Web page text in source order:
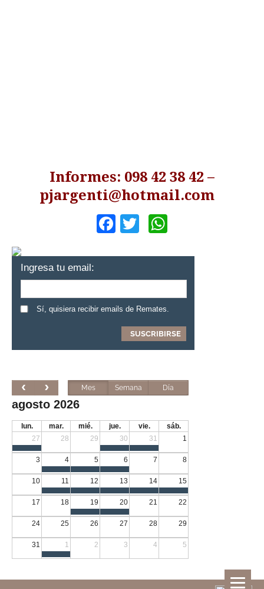
Informes: 098 42 38 42 –
pjargenti@hotmail.com
Facebook
Twitter
Ingresa tu email:
Sí, quisiera recibir emails de Remates.
Mes Semana Día
agosto 2026
lun. mar. mié. jue. vie.
sáb.
27
28 29 30 31 1
3 4 5 6 7 8
10 11 12 13 14 15
17 18 19 20 21 22
24 25 26 27 28 29
31 1 2 3 4 5